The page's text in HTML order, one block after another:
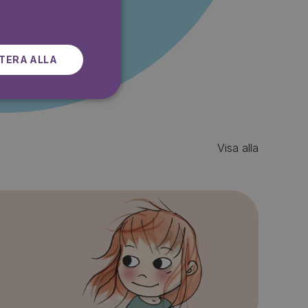
Visa alla
ALLA